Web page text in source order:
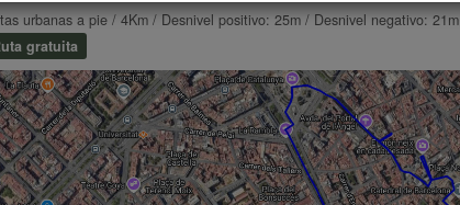
urbanas a pie / 4Km / Desnivel positivo: 25m / Desnivel negativo: 21m
gratuita